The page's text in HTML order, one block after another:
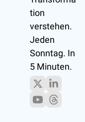
tion
verstehen.
Jeden
Sonntag. In
5 Minuten.